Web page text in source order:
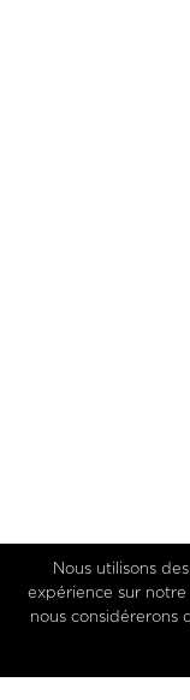
Nous utilisons
expérience sur notre
nous considérerons